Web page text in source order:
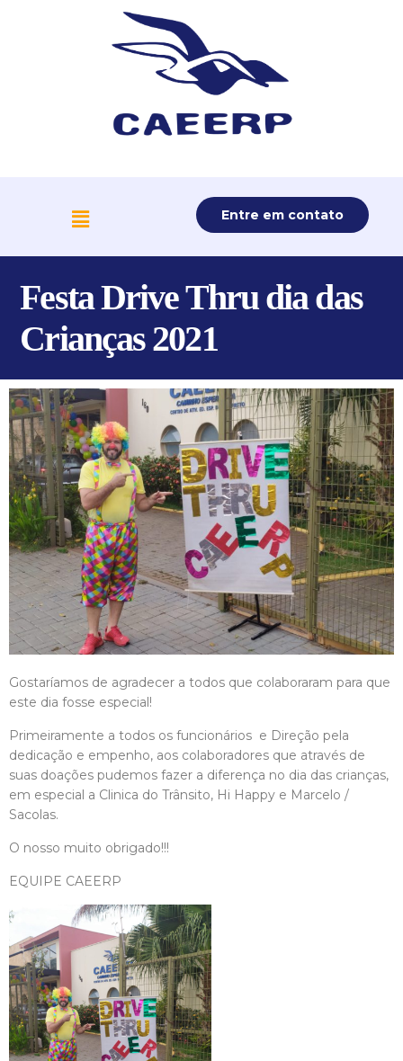
Entre em contato
Festa Drive Thru dia das
Crianças 2021
Gostaríamos de agradecer a todos que colaboraram para que
este dia fosse especial!
Primeiramente a todos os funcionários e Direção pela
dedicação e empenho, aos colaboradores que através de
suas doações pudemos fazer a diferença no dia das crianças,
em especial a Clinica do Trânsito, Hi Happy e Marcelo /
Sacolas.
O nosso muito obrigado!!!
EQUIPE CAEERP